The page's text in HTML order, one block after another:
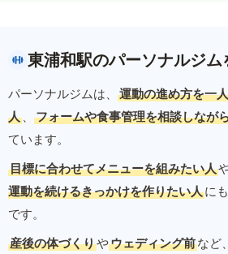
東浦和駅のパーソナルジム
パーソナルジムは、
運動の進め方を一
人 、 フォームや食事管理を相談しなが
ています。
目標に合わせてメニューを組みたい人
運動を続けるきっかけを作りたい人に
です。
産後の体づくりやウェディング前など